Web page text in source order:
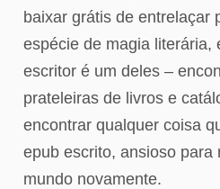
baixar grátis de entrelaçar
espécie de magia literária,
escritor é um deles –
prateleiras de livros e
encontrar qualquer coisa
epub escrito, ansioso para
mundo novamente.